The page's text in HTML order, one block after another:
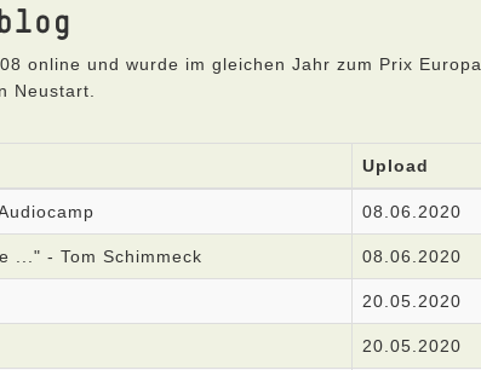
online und wurde im gleichen Jahr zum Prix Europa
Neustart.
Upload
08.06.2020
..." - Tom Schimmeck 08.06.2020
20.05.2020
20.05.2020